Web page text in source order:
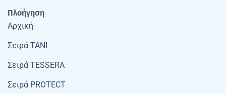
Πλοήγηση
Αρχική
Σειρά TANI
Σειρά TESSERA
Σειρά PROTECT